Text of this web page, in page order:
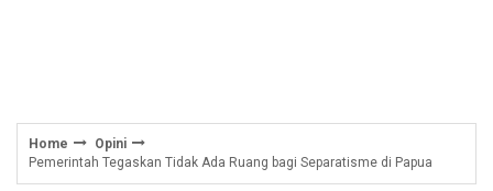
Home
Opini
Pemerintah Tegaskan Tidak Ada Ruang bagi Separatisme di Papua